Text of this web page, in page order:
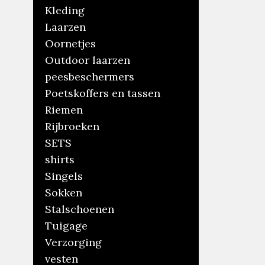
Kleding
Laarzen
Oornetjes
Outdoor laarzen
peesbeschermers
Poetskoffers en tassen
Riemen
Rijbroeken
SETS
shirts
Singels
Sokken
Stalschoenen
Tuigage
Verzorging
vesten